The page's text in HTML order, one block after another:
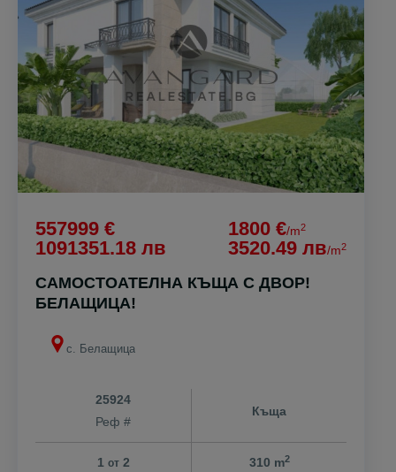
557999 €
1091351.18 лв
1800 €/m2
3520.49 лв/m2
САМОСТОАТЕЛНА КЪЩА С ДВОР!
БЕЛАЩИЦА!
с. Белащица
25924
Реф #
Къща
1 от2
310 m2